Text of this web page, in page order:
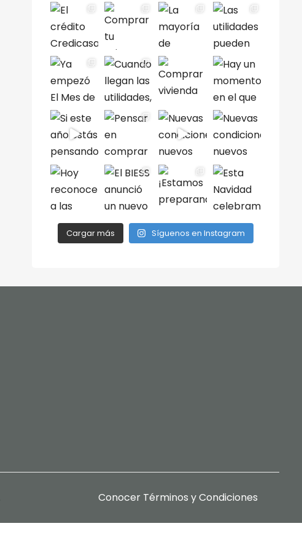
Cargar más Síguenos en Instagram
Conocer Términos y Condiciones